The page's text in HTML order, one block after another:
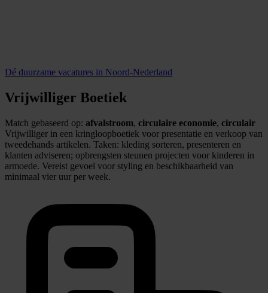
Dé duurzame vacatures in Noord-Nederland
Vrijwilliger Boetiek
Match gebaseerd op: afvalstroom, circulaire economie, circulair
Vrijwilliger in een kringloopboetiek voor presentatie en verkoop van
tweedehands artikelen. Taken: kleding sorteren, presenteren en
klanten adviseren; opbrengsten steunen projecten voor kinderen in
armoede. Vereist gevoel voor styling en beschikbaarheid van
minimaal vier uur per week.